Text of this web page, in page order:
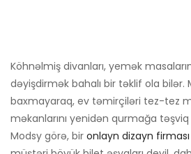
Köhnəlmiş divanları, yemək
dəyişdirmək bahalı bir təklif ola bilər.
baxmayaraq, ev təmirçiləri tez-tez
məkanlarını yenidən qurmağa təşviq
Modsy görə, bir onlayn dizayn firması